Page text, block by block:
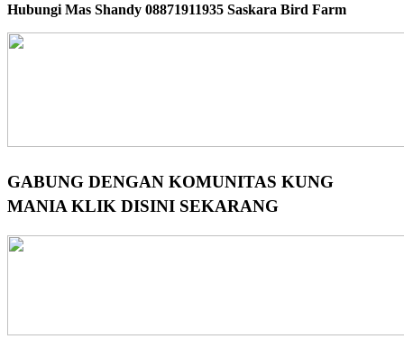
Hubungi Mas Shandy 08871911935 Saskara Bird Farm
GABUNG DENGAN KOMUNITAS KUNG
MANIA KLIK DISINI SEKARANG